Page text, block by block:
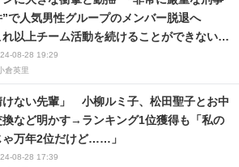
08-28 19:29
倉英里
”で人気男性グループのメンバー脱退へ
れ以上チーム活動を続けることができないと
」
08-28 17:39
けない先輩」 小柳ルミ子、松田聖子とお中
換など明かす→ランキング1位獲得も「私の
ゃ万年2位だけど……」